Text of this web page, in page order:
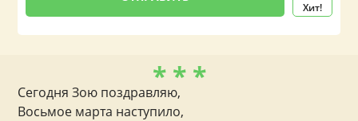
Хит!
* * *
Сегодня Зою поздравляю,
Восьмое марта наступило,